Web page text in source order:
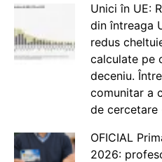
Unici în UE:
din întreaga
redus
calculate pe
deceniu.
comunitar a
de cercetare
OFICIAL
2026: